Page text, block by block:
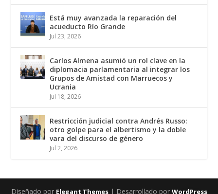
Está muy avanzada la reparación del
acueducto Río Grande
Jul 23, 2026
Carlos Almena asumió un rol clave en la
diplomacia parlamentaria al integrar los
Grupos de Amistad con Marruecos y
Ucrania
Jul 18, 2026
Restricción judicial contra Andrés Russo:
otro golpe para el albertismo y la doble
vara del discurso de género
Jul 2, 2026
Diseñado por Elegant Themes| Desarrollado por WordPress